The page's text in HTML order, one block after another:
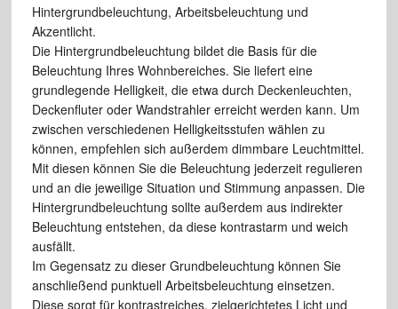
Hintergrundbeleuchtung, Arbeitsbeleuchtung und
Akzentlicht.
Die Hintergrundbeleuchtung bildet die Basis für die
Beleuchtung Ihres Wohnbereiches. Sie liefert eine
grundlegende Helligkeit, die etwa durch Deckenleuchten,
Deckenfluter oder Wandstrahler erreicht werden kann. Um
zwischen verschiedenen Helligkeitsstufen wählen zu
können, empfehlen sich außerdem dimmbare Leuchtmittel.
Mit diesen können Sie die Beleuchtung jederzeit regulieren
und an die jeweilige Situation und Stimmung anpassen. Die
Hintergrundbeleuchtung sollte außerdem aus indirekter
Beleuchtung entstehen, da diese kontrastarm und weich
ausfällt.
Im Gegensatz zu dieser Grundbeleuchtung können Sie
anschließend punktuell Arbeitsbeleuchtung einsetzen.
Diese sorgt für kontrastreiches, zielgerichtetes Licht und